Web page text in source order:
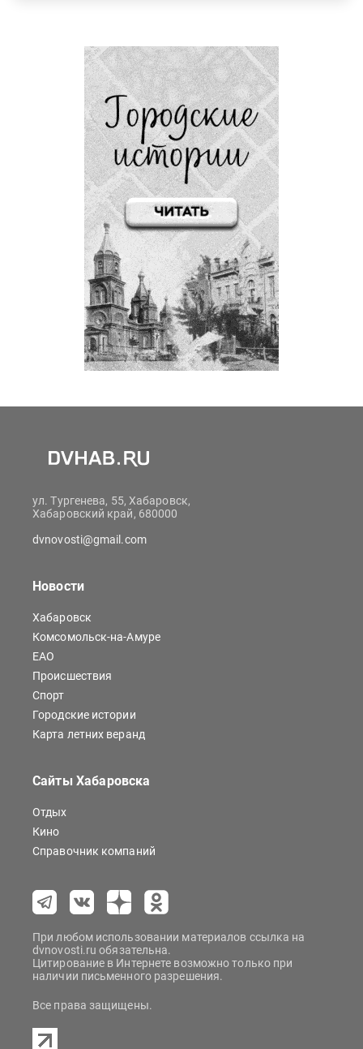
ул. Тургенева, 55, Хабаровск,
Хабаровский край, 680000
dvnovosti@gmail.com
Новости
Хабаровск
Комсомольск-на-Амуре
ЕАО
Происшествия
Спорт
Городские истории
Карта летних веранд
Сайты Хабаровска
Отдых
Кино
Справочник компаний
При любом использовании материалов ссылка на
dvnovosti.ru обязательна.
Цитирование в Интернете возможно только при
наличии письменного разрешения.
Все права защищены.